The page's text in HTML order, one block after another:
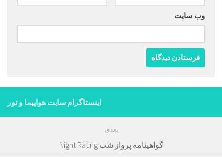
وب‌ سایت
اینستاگرام سایت هواپیما و تور
بعدی
گواهینامه پرواز شب Night Rating